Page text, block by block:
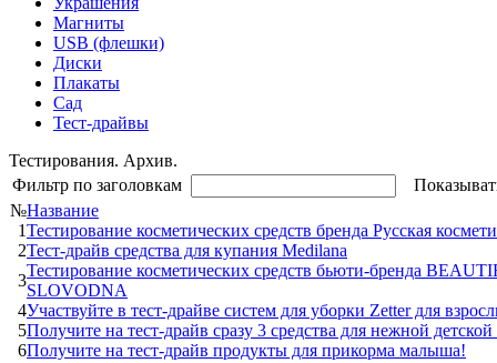
Магниты
USB (флешки)
Диски
Плакаты
Сад
Тест-драйвы
Тестирования. Архив.
Фильтр по заголовкам
№Название
1Тестирование косметических средств бренда Русская
2Тест-драйв средства для купания Medilana
3
Тестирование косметических средств бьюти-бренда
SLOVODNA
4Участвуйте в тест-драйве систем для уборки Zetter для
5Получите на тест-драйв сразу 3 средства для нежной
6Получите на тест-драйв продукты для прикорма малыша!